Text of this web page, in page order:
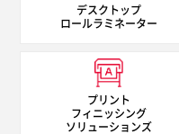
デスクトップ
ロールラミネーター
プリント
フィニッシング
ソリューションズ